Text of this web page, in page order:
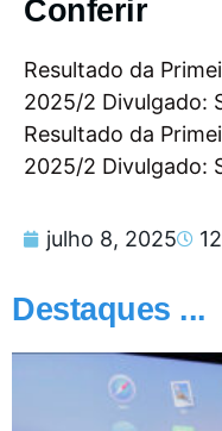
Conferir
Resultado da
2025/2 Divulgado:
Resultado da
2025/2 Divulgado:
julho 8, 2025
Destaques ...